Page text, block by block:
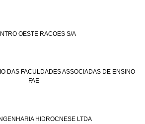
OESTE RACOES S/A
DAS FACULDADES ASSOCIADAS DE ENSINO
FAE
HIDROCNESE LTDA